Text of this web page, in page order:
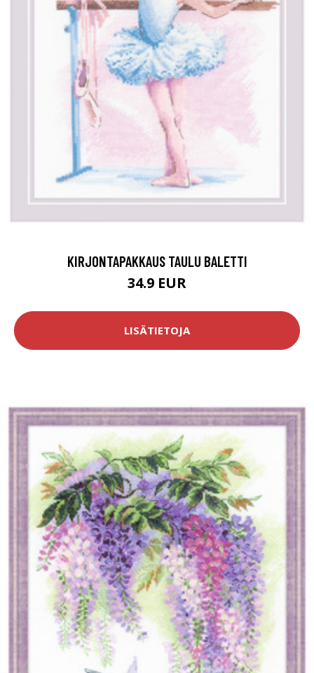
KIRJONTAPAKKAUS TAULU BALETTI
34.9 EUR
LISÄTIETOJA